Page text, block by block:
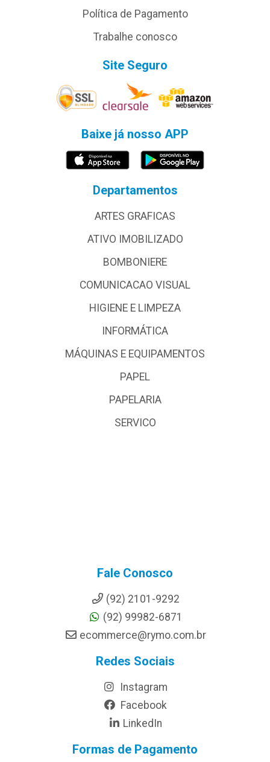
Política de Pagamento
Trabalhe conosco
Site Seguro
Baixe já nosso APP
Departamentos
ARTES GRAFICAS
ATIVO IMOBILIZADO
BOMBONIERE
COMUNICACAO VISUAL
HIGIENE E LIMPEZA
INFORMÁTICA
MÁQUINAS E EQUIPAMENTOS
PAPEL
PAPELARIA
SERVICO
Fale Conosco
(92) 2101-9292
(92) 99982-6871
ecommerce@rymo.com.br
Redes Sociais
Instagram
Facebook
LinkedIn
Formas de Pagamento